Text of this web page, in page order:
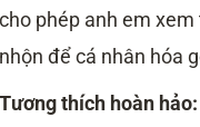
cho phép anh em
nhộn để cá nhân hóa
Tương thích hoàn hảo: